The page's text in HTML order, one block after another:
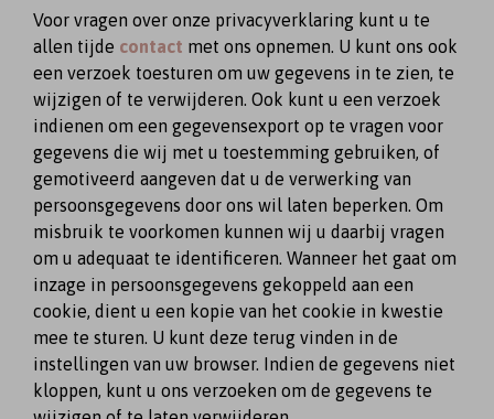
Voor vragen over onze privacyverklaring kunt u te
allen tijde contact met ons opnemen. U kunt ons ook
een verzoek toesturen om uw gegevens in te zien, te
wijzigen of te verwijderen. Ook kunt u een verzoek
indienen om een gegevensexport op te vragen voor
gegevens die wij met u toestemming gebruiken, of
gemotiveerd aangeven dat u de verwerking van
persoonsgegevens door ons wil laten beperken. Om
misbruik te voorkomen kunnen wij u daarbij vragen
om u adequaat te identificeren. Wanneer het gaat om
inzage in persoonsgegevens gekoppeld aan een
cookie, dient u een kopie van het cookie in kwestie
mee te sturen. U kunt deze terug vinden in de
instellingen van uw browser. Indien de gegevens niet
kloppen, kunt u ons verzoeken om de gegevens te